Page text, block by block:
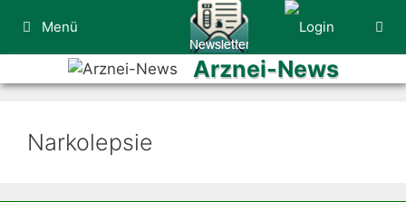
Inhalt
springen
Menü
Arznei-News
Narkolepsie